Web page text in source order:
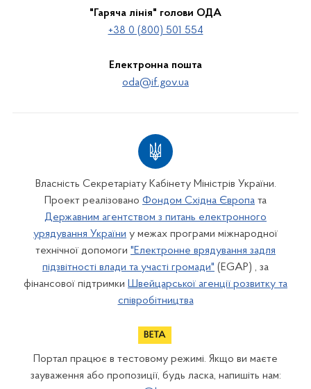
"Гаряча лінія" голови ОДА
+38 0 (800) 501 554
Електронна пошта
oda@if.gov.ua
Власність Секретаріату Кабінету Міністрів України.
Проект реалізовано Фондом Східна Європа та
Державним агентством з питань електронного
урядування України у межах програми міжнародної
технічної допомоги "Електронне врядування задля
підзвітності влади та участі громади" (EGAP) , за
фінансової підтримки Швейцарської агенції розвитку та
співробітництва
Портал працює в тестовому режимі. Якщо ви маєте
зауваження або пропозиції, будь ласка, напишіть нам: